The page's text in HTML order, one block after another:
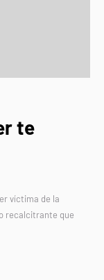
te
víctima de la
recalcitrante que